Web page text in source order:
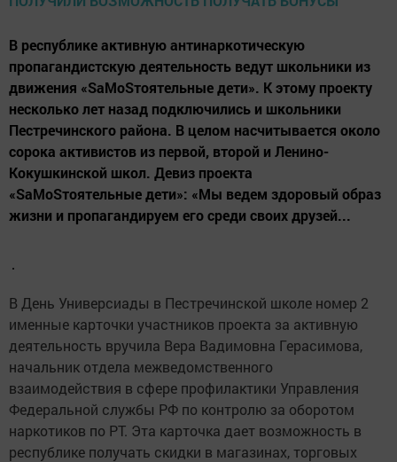
В республике активную антинаркотическую
пропагандистскую деятельность ведут школьники из
движения «SаМоSтоятельные дети». К этому проекту
несколько лет назад подключились и школьники
Пестречинского района. В целом насчитывается около
сорока активистов из первой, второй и Ленино-
Кокушкинской школ. Девиз проекта
«SаМоSтоятельные дети»: «Мы ведем здоровый образ
жизни и пропагандируем его среди своих друзей...
В День Универсиады в Пестречинской школе номер 2
именные карточки участников проекта за активную
деятельность вручила Вера Вадимовна Герасимова,
начальник отдела межведомственного
взаимодействия в сфере профилактики Управления
Федеральной службы РФ по контролю за оборотом
наркотиков по РТ. Эта карточка дает возможность в
республике получать скидки в магазинах, торговых